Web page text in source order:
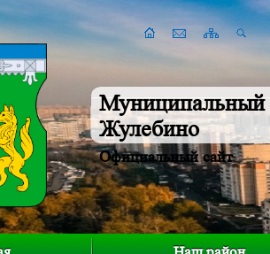
Муниципальный
Жулебино
Официальный сайт